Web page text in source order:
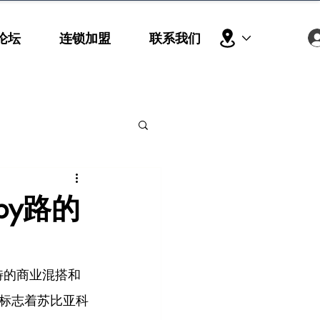
坛 连锁加盟 联系我们
路的
商业混搭和
志着苏比亚科